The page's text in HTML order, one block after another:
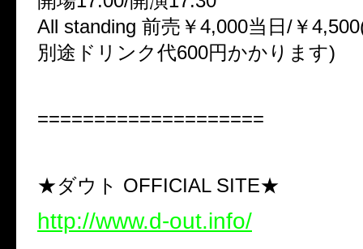
All standing 前売￥4,000当日/￥
別途ドリンク代600円かかります)
====================
★ダウト OFFICIAL SITE★
http://www.d-out.info/